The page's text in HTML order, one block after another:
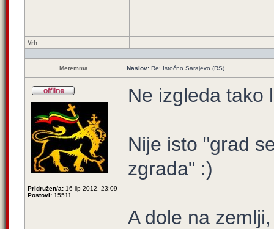
Vrh
Metemma Naslov: Re: Istočno Sarajevo (RS)
Pridružen/a: 16 lip 2012, 23:09
Postovi: 15511
Ne izgleda tako
Nije isto "grad
zgrada" :)
A dole na